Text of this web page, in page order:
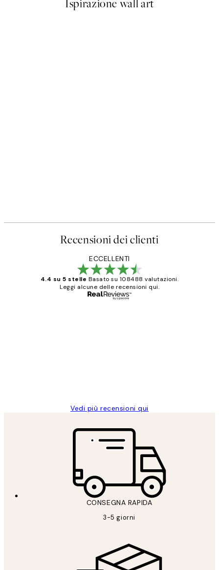
Ispirazione wall art
Recensioni dei clienti
ECCELLENTI
4.4 su 5 stelle Basato su 108488 valutazioni.
Leggi alcune delle recensioni qui.
Vedi più recensioni qui
CONSEGNA RAPIDA
3-5 giorni